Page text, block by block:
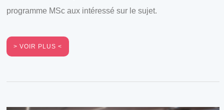
programme MSc aux intéressé sur le sujet.
VOIR PLUS